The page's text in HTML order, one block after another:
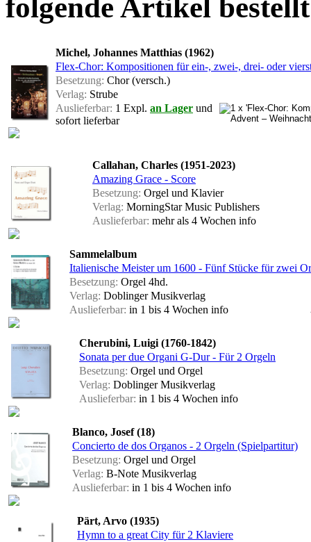
folgende Artikel
Michel, Johannes Matthias (1962)
Flex-Chor: Kompositionen für ein-, zwei-, drei- oder
Besetzung: Chor (versch.)
Verlag: Strube
Auslieferbar: 1 Expl. an Lager und
sofort lieferbar
Callahan, Charles (1951-2023)
Amazing Grace - Score
Besetzung: Orgel und Klavier
Verlag: MorningStar Music Publishers
Auslieferbar: mehr als 4 Wochen info
Sammelalbum
Italienische Meister um 1600 - Fünf Stücke für zwei
Besetzung: Orgel 4hd.
Verlag: Doblinger Musikverlag
Auslieferbar: in 1 bis 4 Wochen info
Cherubini, Luigi (1760-1842)
Sonata per due Organi G-Dur - Für 2 Orgeln
Besetzung: Orgel und Orgel
Verlag: Doblinger Musikverlag
Auslieferbar: in 1 bis 4 Wochen info
Blanco, Josef (18)
Concierto de dos Organos - 2 Orgeln (Spielpartitur)
Besetzung: Orgel und Orgel
Verlag: B-Note Musikverlag
Auslieferbar: in 1 bis 4 Wochen info
Pärt, Arvo (1935)
Hymn to a great City für 2 Klaviere